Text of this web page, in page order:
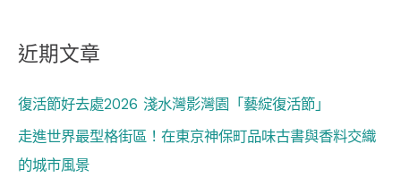
近期文章
復活節好去處2026 淺水灣影灣園「藝綻復活節」
走進世界最型格街區！在東京神保町品味古書與香料交織
的城市風景